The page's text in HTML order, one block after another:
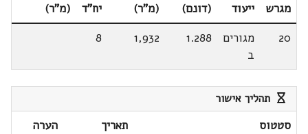
מגרש ייעוד
(דונם)
(מ"ר)
יח"ד
(מ"ר)
20
מגורים
ב
1.288
1,932
8
תהליך אישור
סטטוס תאריך
הערה